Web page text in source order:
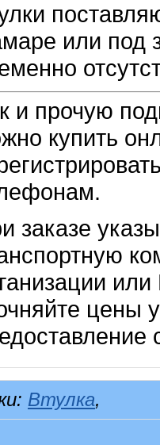
или под
и прочую
купить
заказе
цены
Втулка,